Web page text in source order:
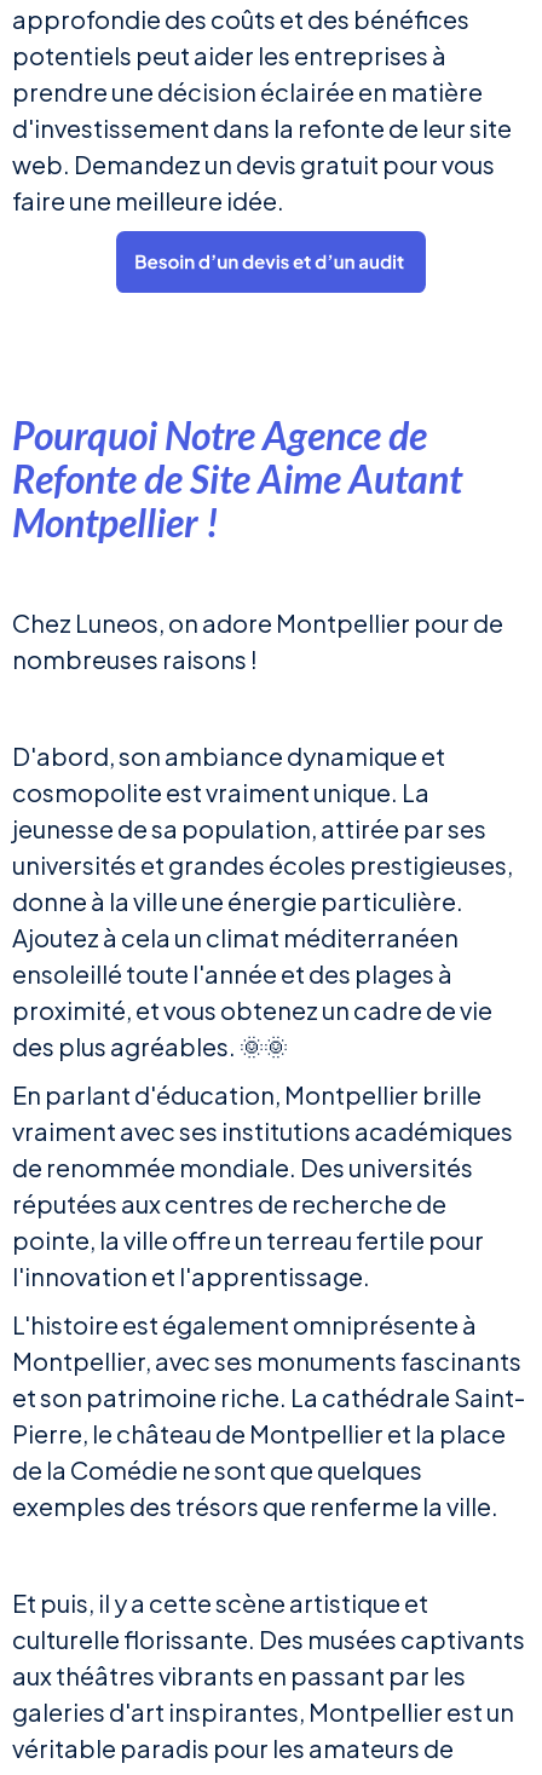
approfondie des coûts et des bénéfices
potentiels peut aider les entreprises à
prendre une décision éclairée en matière
d'investissement dans la refonte de leur site
web. Demandez un devis gratuit pour vous
faire une meilleure idée.
Pourquoi Notre Agence de
Refonte de Site Aime Autant
Montpellier !
Chez Luneos, on adore Montpellier pour de
nombreuses raisons !
D'abord, son ambiance dynamique et
cosmopolite est vraiment unique. La
jeunesse de sa population, attirée par ses
universités et grandes écoles prestigieuses,
donne à la ville une énergie particulière.
Ajoutez à cela un climat méditerranéen
ensoleillé toute l'année et des plages à
proximité, et vous obtenez un cadre de vie
des plus agréables. 🌞🌞
En parlant d'éducation, Montpellier brille
vraiment avec ses institutions académiques
de renommée mondiale. Des universités
réputées aux centres de recherche de
pointe, la ville offre un terreau fertile pour
l'innovation et l'apprentissage.
L'histoire est également omniprésente à
Montpellier, avec ses monuments fascinants
et son patrimoine riche. La cathédrale Saint-
Pierre, le château de Montpellier et la place
de la Comédie ne sont que quelques
exemples des trésors que renferme la ville.
Et puis, il y a cette scène artistique et
culturelle florissante. Des musées captivants
aux théâtres vibrants en passant par les
galeries d'art inspirantes, Montpellier est un
véritable paradis pour les amateurs de